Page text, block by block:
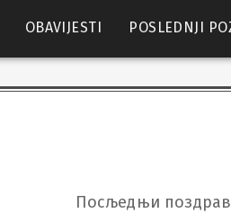
OBAVIJESTI POSLEDNJI
Посљедњи поздрав